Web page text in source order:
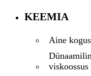
KEEMIA
Aine kogus
viskoossus